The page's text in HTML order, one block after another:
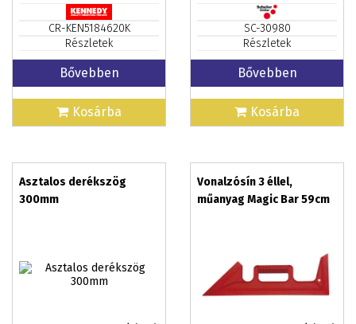
CR-KEN5184620K
Részletek
Bővebben
Kosárba
SC-30980
Részletek
Bővebben
Kosárba
Asztalos derékszög
300mm
Vonalzósín 3 éllel,
műanyag Magic Bar 59cm